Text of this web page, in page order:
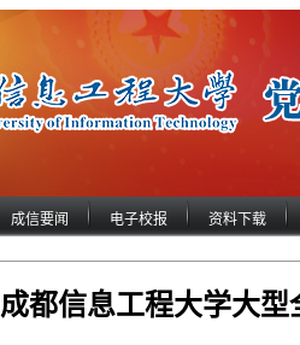
成信要闻 电子校报 资料下载
成都信息工程大学大